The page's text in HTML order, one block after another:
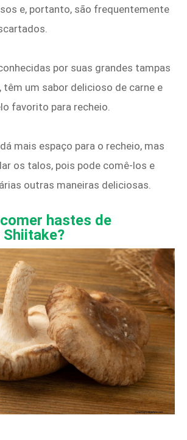
e, portanto, são frequentemente
por suas grandes tampas
têm um sabor delicioso de carne e
favorito para recheio.
mais espaço para o recheio, mas
os talos, pois pode comê-los e
outras maneiras deliciosas.
hastes de